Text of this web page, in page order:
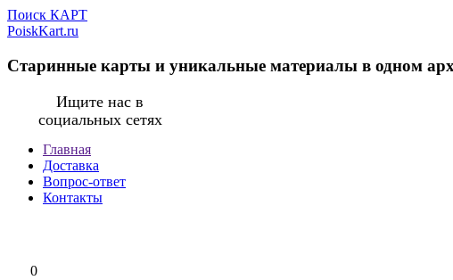
Поиск КАРТ
PoiskKart.ru
Старинные карты и уникальные материалы в одном
Ищите нас в
социальных сетях
Главная
Доставка
Вопрос-ответ
Контакты
0